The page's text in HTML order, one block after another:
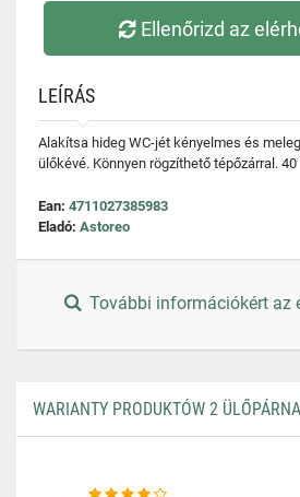
Ellenőrizd az
LEÍRÁS
Alakítsa hideg WC-jét kényelmes és
ülőkévé. Könnyen rögzíthető tépőzárral. 40
Ean: 4711027385983
Eladó: Astoreo
További információkért az
WARIANTY PRODUKTÓW 2 ÜLŐPÁRNA